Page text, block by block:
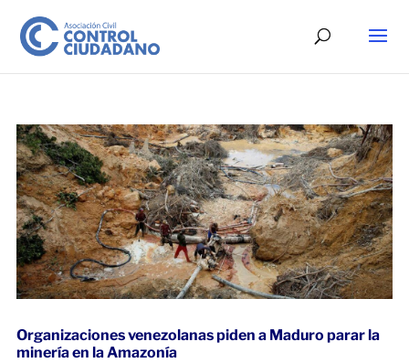
Organizaciones venezolanas piden a Maduro parar la
minería en la Amazonía